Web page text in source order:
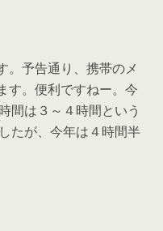
。予告通り、携帯のメ
す。便利ですねー。今
間は３～４時間という
たが、今年は４時間半